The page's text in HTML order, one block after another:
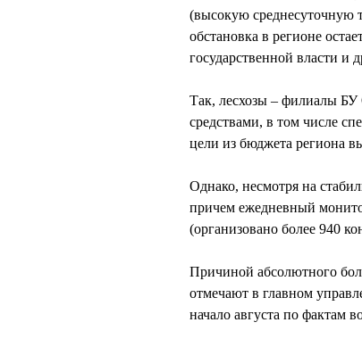
(высокую среднесуточную
обстановка в регионе
государственной власти
Так, лесхозы – филиалы
средствами, в том числе
цели из бюджета региона
Однако, несмотря на
причем ежедневный
(организовано более 940
Причиной абсолютного
отмечают в главном
начало августа по фактам